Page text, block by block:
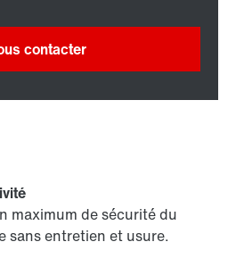
contacter
maximum de sécurité du
sans entretien et usure.